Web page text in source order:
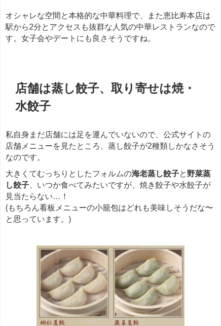
オシャレな空間と本格的な中華料理で、また恵比寿本店は
駅から2分とアクセスも抜群な人気の中華レストランなので
す。女子会やデートにも良さそうですね。
店舗は蒸し餃子、取り寄せは焼・
水餃子
私自身まだ店舗には足を運んでいないので、公式サイトの
店舗メニューを見たところ、蒸し餃子が2種類しかなさそう
なのです。
大きくてむっちりとしたフォルムの海老蒸し餃子と 野菜蒸
し餃子 、いつか食べてみたいですが、焼き餃子や水餃子が
見当たらない…！
(もちろん看板メニューの小籠包はどれも美味しそうだな〜
と思っています。)